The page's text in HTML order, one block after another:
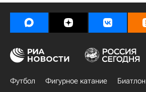
Футбол Фигурное катание Биатлон